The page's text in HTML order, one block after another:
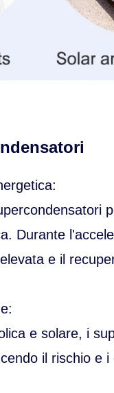
Durante
e il
e solare, i
il rischio e